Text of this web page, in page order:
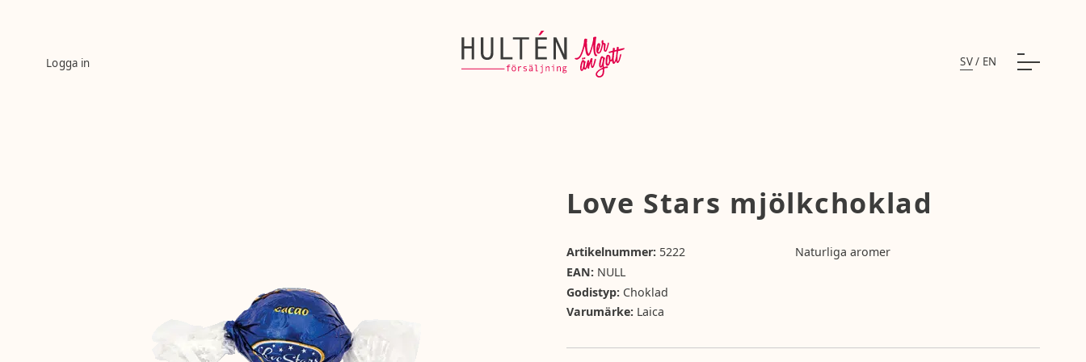
Logga in SV/ EN
Love Stars mjölkchoklad
Artikelnummer:5222
EAN:NULL
Godistyp:Choklad
Varumärke:Laica
Naturliga aromer